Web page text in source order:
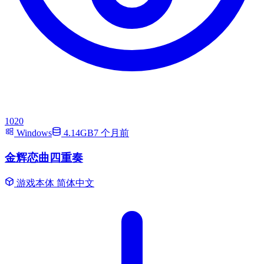
1020
Windows
4.14GB7 个月前
金辉恋曲四重奏
游戏本体 简体中文